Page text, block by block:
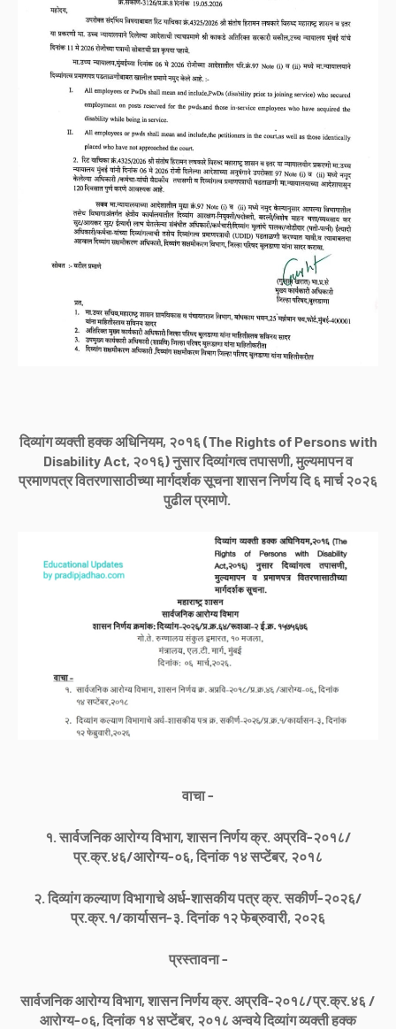
दिव्यांग व्यक्ती हक्क अधिनियम, २०१६ (The Rights of Persons with
Disability Act, २०१६) नुसार दिव्यांगत्व तपासणी, मुल्यमापन व
प्रमाणपत्र वितरणासाठीच्या मार्गदर्शक सूचना शासन निर्णय दि ६ मार्च २०२६
पुढील प्रमाणे.
वाचा -
१. सार्वजनिक आरोग्य विभाग, शासन निर्णय क्र. अप्रवि-२०१८/
प्र.क्र.४६/आरोग्य-०६, दिनांक १४ सप्टेंबर, २०१८
२. दिव्यांग कल्याण विभागाचे अर्ध-शासकीय पत्र क्र. सकीर्ण-२०२६/
प्र.क्र.१/कार्यासन-३. दिनांक १२ फेब्रुवारी, २०२६
प्रस्तावना -
सार्वजनिक आरोग्य विभाग, शासन निर्णय क्र. अप्रवि-२०१८/प्र.क्र.४६ /
आरोग्य-०६, दिनांक १४ सप्टेंबर, २०१८ अन्वये दिव्यांग व्यक्ती हक्क